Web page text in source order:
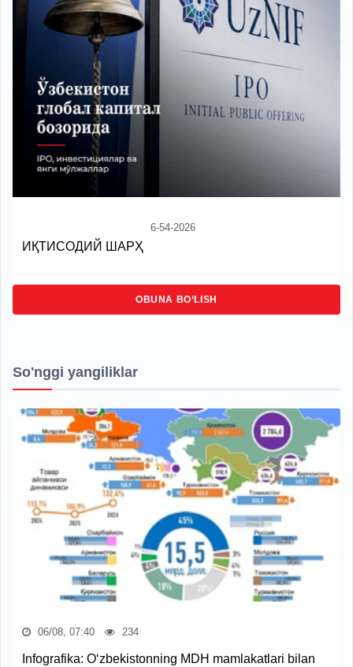
6-54-2026
ИҚТИСОДИЙ ШАРҲ
OBUNA BO‘LISH
So'nggi yangiliklar
06/08, 07:40 234
Infografika: O‘zbekistonning MDH mamlakatlari bilan